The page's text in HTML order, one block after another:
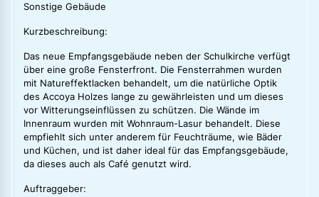
Sonstige Gebäude
Kurzbeschreibung:
Das neue Empfangsgebäude neben der Schulkirche verfügt
über eine große Fensterfront. Die Fensterrahmen wurden
mit Natureffektlacken behandelt, um die natürliche Optik
des Accoya Holzes lange zu gewährleisten und um dieses
vor Witterungseinflüssen zu schützen. Die Wände im
Innenraum wurden mit Wohnraum-Lasur behandelt. Diese
empfiehlt sich unter anderem für Feuchträume, wie Bäder
und Küchen, und ist daher ideal für das Empfangsgebäude,
da dieses auch als Café genutzt wird.
Auftraggeber: